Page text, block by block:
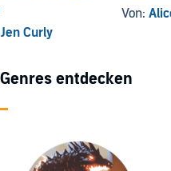
Jen Curly
Von:
entdecken